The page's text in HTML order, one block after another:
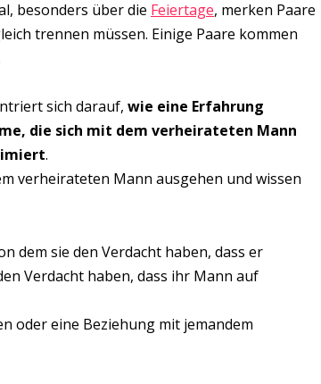
besonders über die Feiertage, merken Paare
trennen müssen. Einige Paare kommen
sich darauf, wie eine Erfahrung
die sich mit dem verheirateten Mann
.
verheirateten Mann ausgehen und wissen
dem sie den Verdacht haben, dass er
Verdacht haben, dass ihr Mann auf
oder eine Beziehung mit jemandem